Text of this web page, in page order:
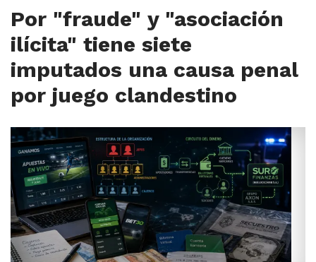
Por "fraude" y "asociación
ilícita" tiene siete
imputados una causa penal
por juego clandestino